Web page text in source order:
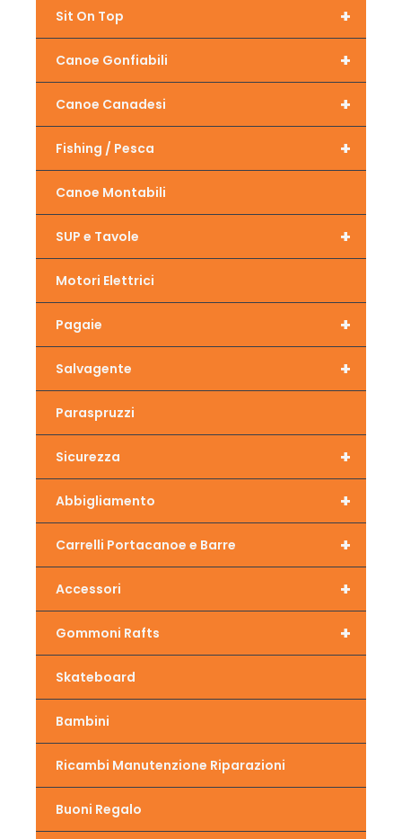
+
Sit On Top
+
Canoe Gonfiabili
+
Canoe Canadesi
+
Fishing / Pesca
Canoe Montabili
+
SUP e Tavole
Motori Elettrici
+
Pagaie
+
Salvagente
Paraspruzzi
+
Sicurezza
+
Abbigliamento
+
Carrelli Portacanoe e Barre
+
Accessori
+
Gommoni Rafts
Skateboard
Bambini
Ricambi Manutenzione Riparazioni
Buoni Regalo